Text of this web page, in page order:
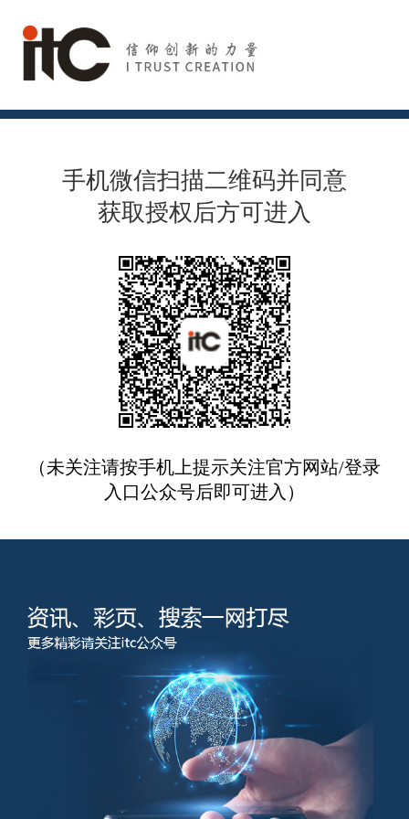
手机微信扫描二维码并同意
获取授权后方可进入
（未关注请按手机上提示关注官方网站/登录
入口公众号后即可进入）